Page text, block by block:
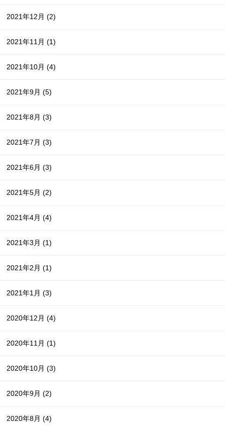
2021年12月(2)
2021年11月(1)
2021年10月(4)
2021年9月(5)
2021年8月(3)
2021年7月(3)
2021年6月(3)
2021年5月(2)
2021年4月(4)
2021年3月(1)
2021年2月(1)
2021年1月(3)
2020年12月(4)
2020年11月(1)
2020年10月(3)
2020年9月(2)
2020年8月(4)